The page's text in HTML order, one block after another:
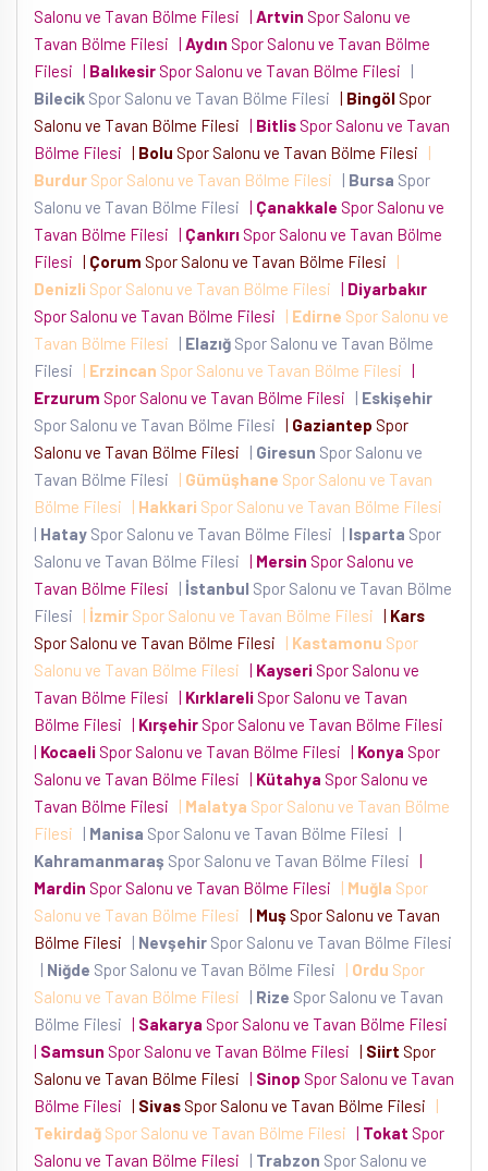
Salonu ve Tavan Bölme Filesi | Artvin Spor Salonu ve
Tavan Bölme Filesi | Aydın Spor Salonu ve Tavan Bölme
Filesi | Balıkesir Spor Salonu ve Tavan Bölme Filesi
|
Bilecik Spor Salonu ve Tavan Bölme Filesi | Bingöl Spor
Salonu ve Tavan Bölme Filesi | Bitlis Spor Salonu ve Tavan
Bölme Filesi | Bolu Spor Salonu ve Tavan Bölme Filesi
|
Burdur Spor Salonu ve Tavan Bölme Filesi | Bursa Spor
Salonu ve Tavan Bölme Filesi | Çanakkale Spor Salonu ve
Tavan Bölme Filesi | Çankırı Spor Salonu ve Tavan Bölme
Filesi | Çorum Spor Salonu ve Tavan Bölme Filesi
|
Denizli Spor Salonu ve Tavan Bölme Filesi | Diyarbakır
Spor Salonu ve Tavan Bölme Filesi
| Edirne Spor Salonu ve
Tavan Bölme Filesi
| Elazığ Spor Salonu ve Tavan Bölme
Filesi
| Erzincan Spor Salonu ve Tavan Bölme Filesi |
Erzurum Spor Salonu ve Tavan Bölme Filesi | Eskişehir
Spor Salonu ve Tavan Bölme Filesi | Gaziantep Spor
Salonu ve Tavan Bölme Filesi
| Giresun Spor Salonu ve
Tavan Bölme Filesi
| Gümüşhane Spor Salonu ve Tavan
Bölme Filesi
| Hakkari Spor Salonu ve Tavan Bölme Filesi
| Hatay Spor Salonu ve Tavan Bölme Filesi | Isparta Spor
Salonu ve Tavan Bölme Filesi | Mersin Spor Salonu ve
Tavan Bölme Filesi
| İstanbul Spor Salonu ve Tavan Bölme
Filesi
| İzmir Spor Salonu ve Tavan Bölme Filesi | Kars
Spor Salonu ve Tavan Bölme Filesi
| Kastamonu Spor
Salonu ve Tavan Bölme Filesi | Kayseri Spor Salonu ve
Tavan Bölme Filesi | Kırklareli Spor Salonu ve Tavan
Bölme Filesi | Kırşehir Spor Salonu ve Tavan Bölme Filesi
| Kocaeli Spor Salonu ve Tavan Bölme Filesi | Konya Spor
Salonu ve Tavan Bölme Filesi | Kütahya Spor Salonu ve
Tavan Bölme Filesi
| Malatya Spor Salonu ve Tavan Bölme
Filesi
| Manisa Spor Salonu ve Tavan Bölme Filesi
|
Kahramanmaraş Spor Salonu ve Tavan Bölme Filesi |
Mardin Spor Salonu ve Tavan Bölme Filesi | Muğla Spor
Salonu ve Tavan Bölme Filesi | Muş Spor Salonu ve Tavan
Bölme Filesi
| Nevşehir Spor Salonu ve Tavan Bölme Filesi
| Niğde Spor Salonu ve Tavan Bölme Filesi | Ordu Spor
Salonu ve Tavan Bölme Filesi
| Rize Spor Salonu ve Tavan
Bölme Filesi | Sakarya Spor Salonu ve Tavan Bölme Filesi
| Samsun Spor Salonu ve Tavan Bölme Filesi | Siirt Spor
Salonu ve Tavan Bölme Filesi | Sinop Spor Salonu ve Tavan
Bölme Filesi | Sivas Spor Salonu ve Tavan Bölme Filesi
|
Tekirdağ Spor Salonu ve Tavan Bölme Filesi | Tokat Spor
Salonu ve Tavan Bölme Filesi
| Trabzon Spor Salonu ve